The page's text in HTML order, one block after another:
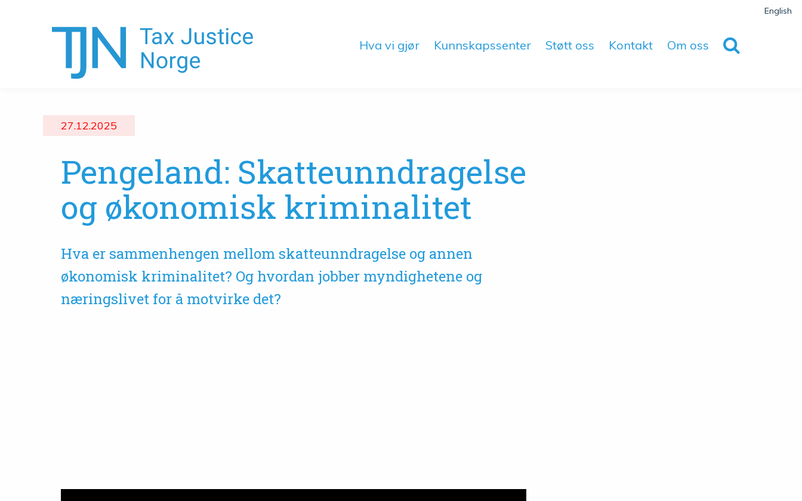
Hva vi gjør Kunnskapssenter Støtt oss Kontakt Om oss
English
27.12.2025
Pengeland: Skatteunndragelse
og økonomisk kriminalitet
Hva er sammenhengen mellom skatteunndragelse og annen
økonomisk kriminalitet? Og hvordan jobber myndighetene og
næringslivet for å motvirke det?